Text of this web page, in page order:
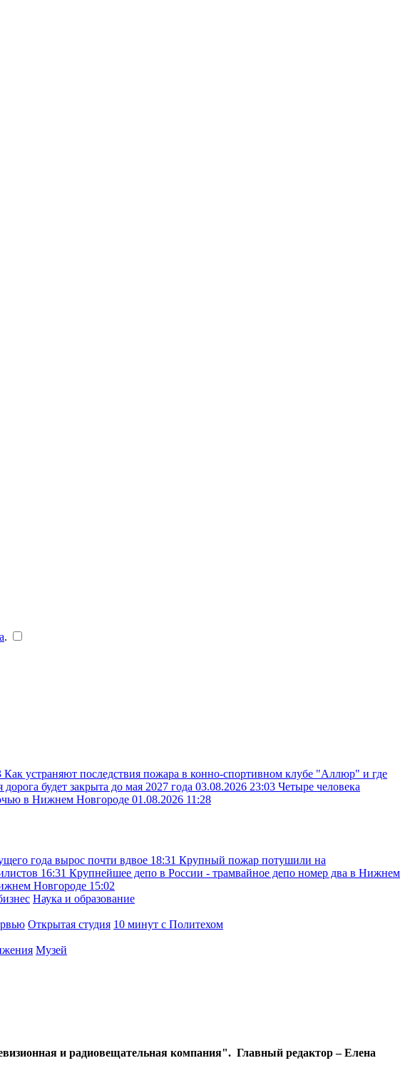
.
Как устраняют последствия пожара в конно-спортивном клубе "Аллюр" и где
будет закрыта до мая 2027 года 03.08.2026 23:03 Четыре человека
в Нижнем Новгороде 01.08.2026 11:28
года вырос почти вдвое 18:31 Крупный пожар потушили на
16:31 Крупнейшее депо в России - трамвайное депо номер два в Нижнем
Новгороде 15:02
Наука и образование
Открытая студия 10 минут с Политехом
Музей
и радиовещательная компания". Главный редактор – Елена